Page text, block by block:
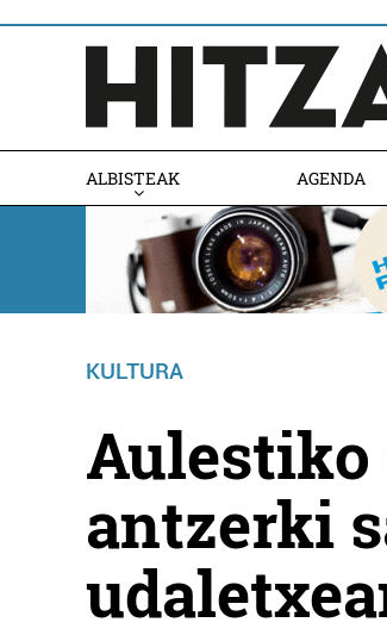
ALBISTEAK AGENDA
KULTURA
Aulestiko
antzerki